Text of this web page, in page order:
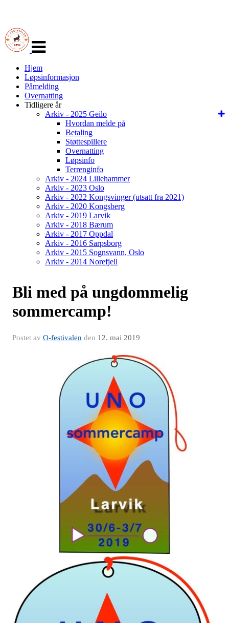
navigasjon
Hjem
Løpsinformasjon
Påmelding
Overnatting
Tidligere år
Arkiv - 2025 Geilo
Hvordan melde på
Betaling
Støttespillere
Overnatting
Løpsinfo
Terrenginfo
Arkiv - 2024 Lillehammer
Arkiv - 2023 Oslo
Arkiv - 2022 Kongsvinger (utsatt fra 2021)
Arkiv - 2020 Kongsberg
Arkiv - 2019 Larvik
Arkiv - 2018 Bærum
Arkiv - 2017 Oppdal
Arkiv - 2016 Sarpsborg
Arkiv - 2015 Sognsvann, Oslo
Arkiv - 2014 Norefjell
Bli med på ungdommelig
sommercamp!
Postet av O-festivalen den 12. mai 2019